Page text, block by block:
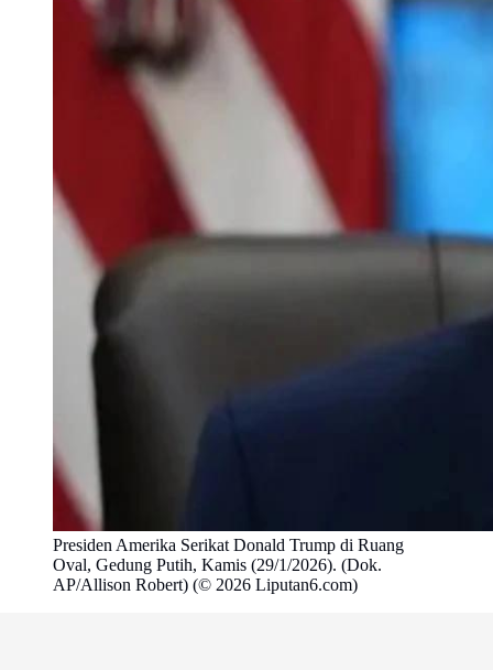
Presiden Amerika Serikat Donald Trump di Ruang
Oval, Gedung Putih, Kamis (29/1/2026). (Dok.
AP/Allison Robert) (© 2026 Liputan6.com)